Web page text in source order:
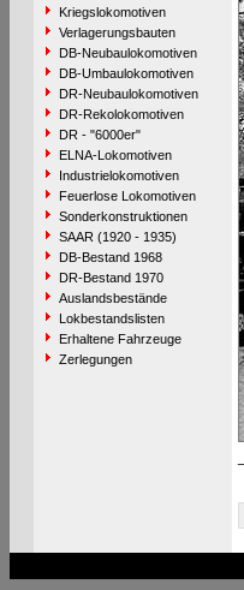
Kriegslokomotiven
Verlagerungsbauten
DB-Neubaulokomotiven
DB-Umbaulokomotiven
DR-Neubaulokomotiven
DR-Rekolokomotiven
DR - "6000er"
ELNA-Lokomotiven
Industrielokomotiven
Feuerlose Lokomotiven
Sonderkonstruktionen
SAAR (1920 - 1935)
DB-Bestand 1968
DR-Bestand 1970
Auslandsbestände
Lokbestandslisten
Erhaltene Fahrzeuge
Zerlegungen